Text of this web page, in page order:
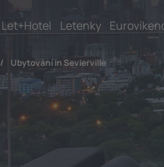
Let+Hotel Letenky
/ Ubytování in Sevierville